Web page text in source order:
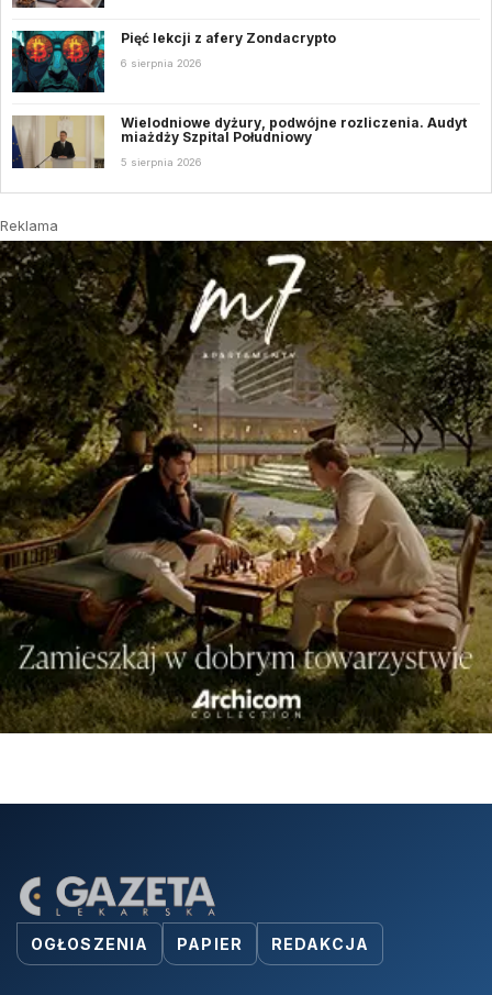
Pięć lekcji z afery Zondacrypto
6 sierpnia 2026
Wielodniowe dyżury, podwójne rozliczenia. Audyt
miażdży Szpital Południowy
5 sierpnia 2026
Reklama
OGŁOSZENIA PAPIER REDAKCJA